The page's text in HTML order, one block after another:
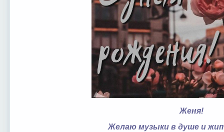
Женя!
Желаю музыки в душе и